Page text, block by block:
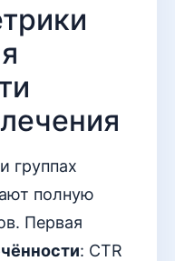
группах
полную
Первая
: CTR